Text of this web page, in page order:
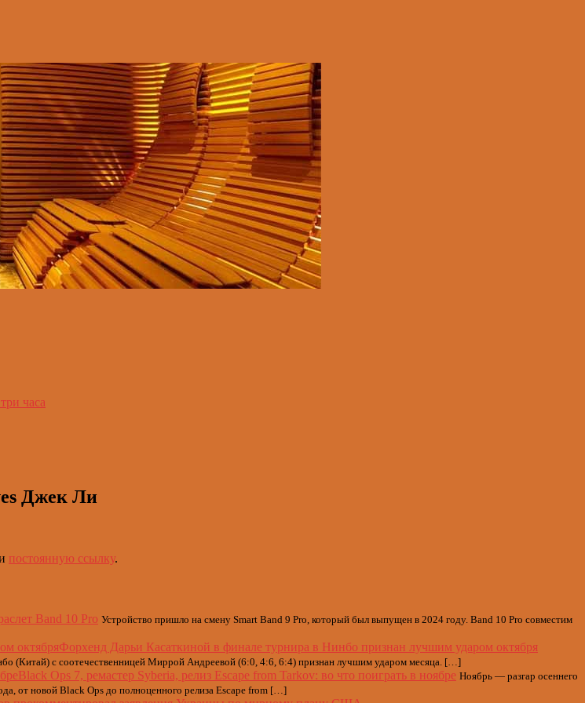
часа
Джек Ли
постоянную ссылку.
Band 10 Pro Устройство пришло на смену Smart Band 9 Pro, который был выпущен в 2024 году. Band 10 Pro совместим
Форхенд Дарьи Касаткиной в финале турнира в Нинбо признан лучшим ударом октября
(Китай) с соотечественницей Миррой Андреевой (6:0, 4:6, 6:4) признан лучшим ударом месяца. […]
Black Ops 7, ремастер Syberia, релиз Escape from Tarkov: во что поиграть в ноябре Ноябрь — разгар осеннего
от новой Black Ops до полноценного релиза Escape from […]